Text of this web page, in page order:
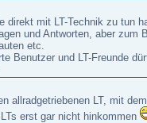
direkt mit LT-Technik zu tun
und Antworten, aber zum
etc.
Benutzer und LT-Freunde
allradgetriebenen LT, mit
erst gar nicht hinkommen